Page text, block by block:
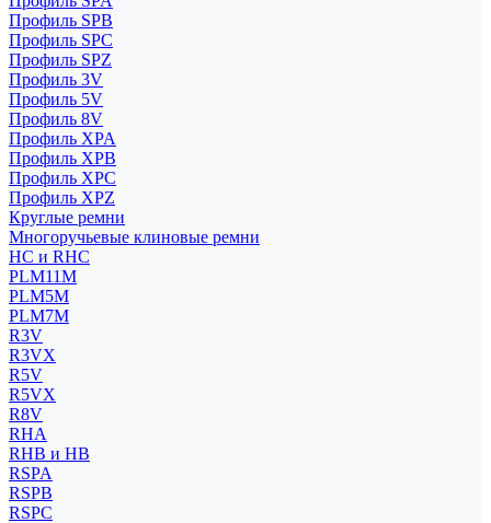
Профиль SPB
Профиль SPC
Профиль SPZ
Профиль 3V
Профиль 5V
Профиль 8V
Профиль XPA
Профиль XPB
Профиль XPC
Профиль XPZ
Круглые ремни
Многоручьевые клиновые ремни
HC и RHC
PLM11M
PLM5M
PLM7M
R3V
R3VX
R5V
R5VX
R8V
RHA
RHB и HB
RSPA
RSPB
RSPC